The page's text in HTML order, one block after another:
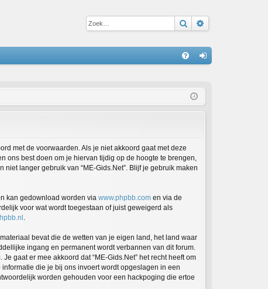
Zoek
m
met de voorwaarden. Als je niet akkoord gaat met deze
ons best doen om je hiervan tijdig op de hoogte te brengen,
langer gebruik van “ME-Gids.Net”. Blijf je gebruik maken
kan gedownload worden via www.phpbb.com en via de
voor wat wordt toegestaan of juist geweigerd als
bevat die de wetten van je eigen land, het land waar
ingang en permanent wordt verbannen van dit forum.
gaat er mee akkoord dat “ME-Gids.Net” het recht heeft om
die je bij ons invoert wordt opgeslagen in een
worden gehouden voor een hackpoging die ertoe